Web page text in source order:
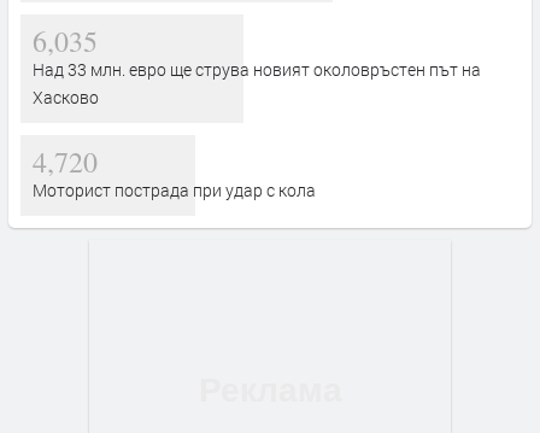
6,035
Над 33 млн. евро ще струва новият околовръстен път на
Хасково
4,720
Моторист пострада при удар с кола